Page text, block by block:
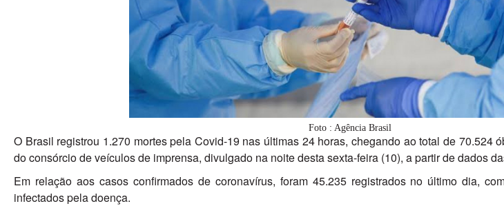
Foto : Agência Brasil
O Brasil registrou 1.270 mortes pela Covid-19 nas últimas 24 horas, chegando ao total de 70.524
do consórcio de veículos de imprensa, divulgado na noite desta sexta-feira (10), a partir de dados
Em relação aos casos confirmados de coronavírus, foram 45.235 registrados no último dia,
infectados pela doença.